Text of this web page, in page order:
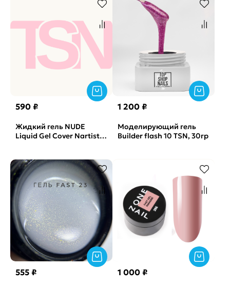
590 ₽
Жидкий гель NUDE
Liquid Gel Cover Nartist,
1 200 ₽
Моделирующий гель
Builder flash 10 TSN, 30гр
555 ₽ 1 000 ₽